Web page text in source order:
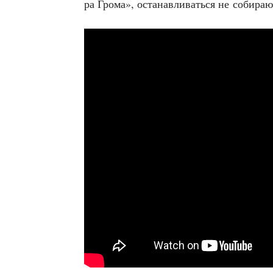
ра Гро­ма», оста­нав­ли­вать­ся не